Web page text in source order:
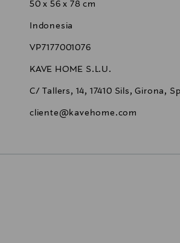
50 x 56 x 78 cm
Indonesia
VP7177001076
KAVE HOME S.L.U.
C/ Tallers, 14, 17410 Sils, Girona,
cliente@kavehome.com